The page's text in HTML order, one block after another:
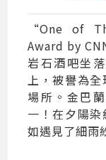
“One of
Award by
岩石酒吧坐
上，被譽為
場所。金巴
一！在夕陽染
如遇見了細雨